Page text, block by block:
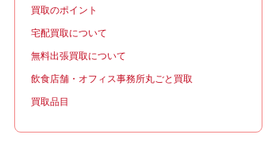
買取のポイント
宅配買取について
無料出張買取について
飲食店舗・オフィス事務所丸ごと買取
買取品目